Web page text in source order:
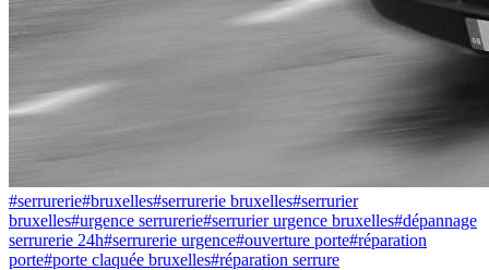
#serrurerie#bruxelles#serrurerie bruxelles#serrurier
bruxelles#urgence serrurerie#serrurier urgence bruxelles#dépannage
serrurerie 24h#serrurerie urgence#ouverture porte#réparation
porte#porte claquée bruxelles#réparation serrure